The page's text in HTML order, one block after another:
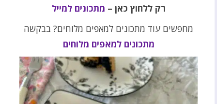
רק ללחוץ כאן – מתכונים למייל
מחפשים עוד מתכונים למאפים מלוחים? בבקשה
מתכונים למאפים מלוחים